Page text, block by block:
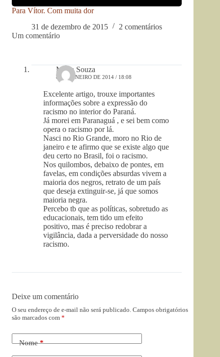
Para Vítor. Com muita dor
31 de dezembro de 2015
2 comentários
Um comentário
Maria Souza
8 DE JANEIRO DE 2014 / 18:08
Excelente artigo, trouxe importantes
informações sobre a expressão do
racismo no interior do Paraná.
Já morei em Paranaguá , e sei bem como
opera o racismo por lá.
Nasci no Rio Grande, moro no Rio de
janeiro e te afirmo que se existe algo que
deu certo no Brasil, foi o racismo.
Nos quilombos, debaixo de pontes, em
favelas, em condições absurdas vivem a
maioria dos negros, retrato de um país
que deseja extinguir-se, já que somos
maioria negra.
Percebo tb que as políticas, sobretudo as
educacionais, tem tido um efeito
positivo, mas é preciso redobrar a
vigilância, dada a perversidade do nosso
racismo.
Deixe um comentário
O seu endereço de e-mail não será publicado. Campos obrigatórios
são marcados com *
Nome*